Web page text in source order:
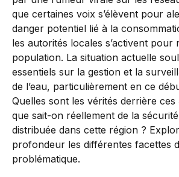
que certaines voix s’élèvent pour
danger potentiel lié à la
les autorités locales s’activent pour
population. La situation actuelle
essentiels sur la gestion et la
de l’eau, particulièrement en ce
Quelles sont les vérités derrière ces
que sait-on réellement de la sécurité
distribuée dans cette région ?
profondeur les différentes facettes
problématique.